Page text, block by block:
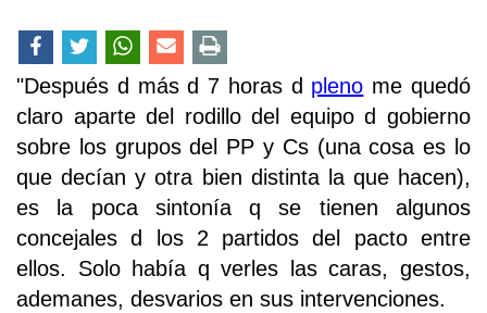
"Después d más d 7 horas d pleno me quedó
claro aparte del rodillo del equipo d gobierno
sobre los grupos del PP y Cs (una cosa es lo
que decían y otra bien distinta la que hacen),
es la poca sintonía q se tienen algunos
concejales d los 2 partidos del pacto entre
ellos. Solo había q verles las caras, gestos,
ademanes, desvarios en sus intervenciones.